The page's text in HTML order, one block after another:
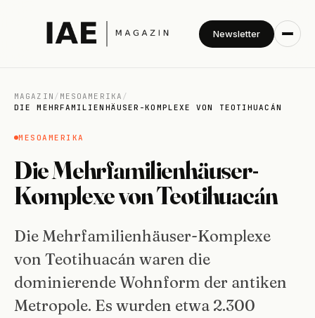
Newsletter
MAGAZIN / MESOAMERIKA /
DIE MEHRFAMILIENHÄUSER-KOMPLEXE VON TEOTIHUACÁN
MESOAMERIKA
Die Mehrfamilienhäuser-
Komplexe von Teotihuacán
Die Mehrfamilienhäuser-Komplexe
von Teotihuacán waren die
dominierende Wohnform der antiken
Metropole. Es wurden etwa 2.300